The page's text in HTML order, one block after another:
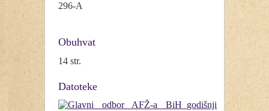
296-A
Obuhvat
14 str.
Datoteke